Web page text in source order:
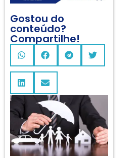
Gostou do
conteúdo?
Compartilhe!